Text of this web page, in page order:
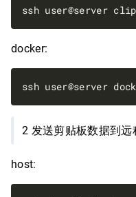
docker:
2 发送剪贴板数据到
host: